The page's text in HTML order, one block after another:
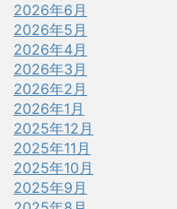
2026年6月
2026年5月
2026年4月
2026年3月
2026年2月
2026年1月
2025年12月
2025年11月
2025年10月
2025年9月